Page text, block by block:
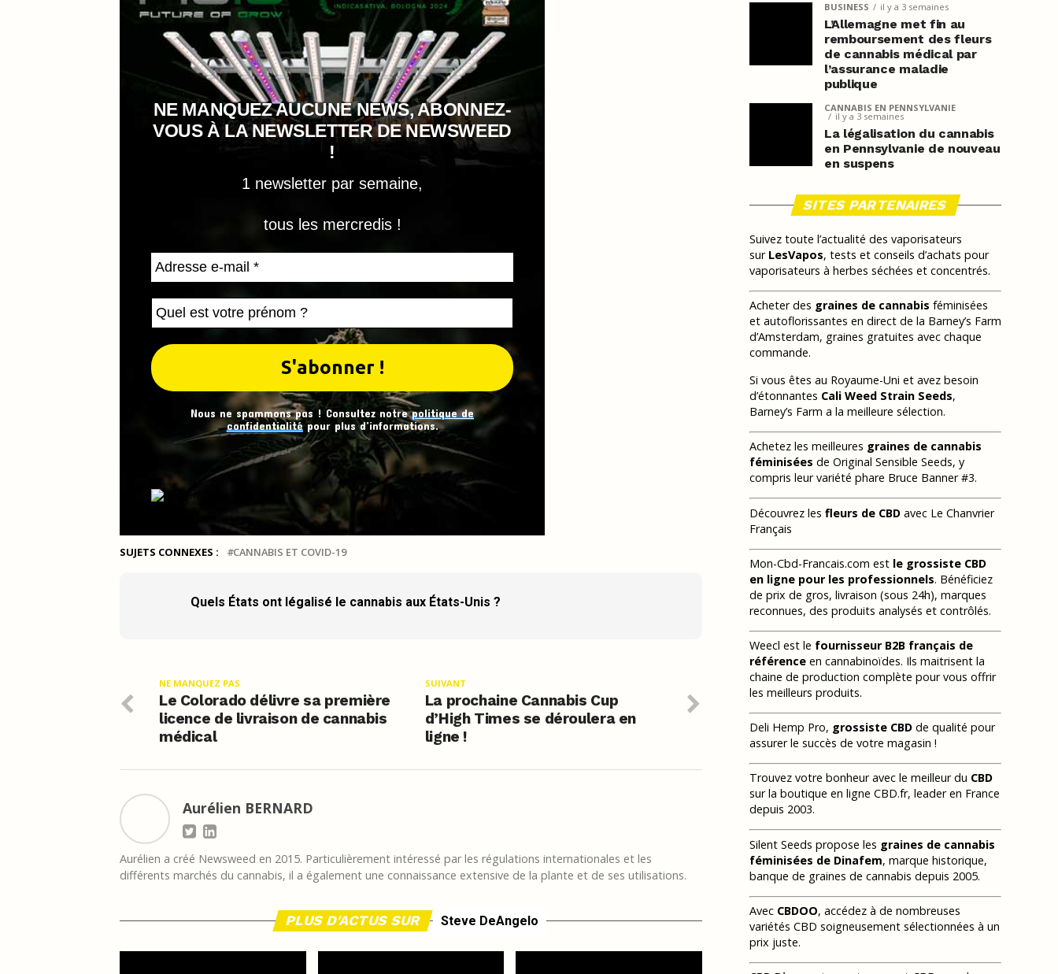
NE MANQUEZ AUCUNE NEWS, ABONNEZ-
VOUS À LA NEWSLETTER DE NEWSWEED
!
1 newsletter par semaine,
tous les mercredis !
Nous ne spammons pas ! Consultez notrepolitique de
confidentialitépour plus d’informations.
SUJETS CONNEXES : CANNABIS ET COVID-19
Quels États ont légalisé le cannabis aux États-Unis ?
SUIVANT
La prochaine Cannabis Cup
d’High Times se déroulera en
ligne !
NE MANQUEZ PAS
Le Colorado délivre sa première
licence de livraison de cannabis
médical
Aurélien BERNARD
Aurélien a créé Newsweed en 2015. Particulièrement intéressé par les régulations internationales et les
différents marchés du cannabis, il a également une connaissance extensive de la plante et de ses utilisations.
PLUS D'ACTUS SUR Steve DeAngelo
BUSINESS il y a 3 semaines
L’Allemagne met fin au
remboursement des fleurs
de cannabis médical par
l’assurance maladie
publique
CANNABIS EN PENNSYLVANIE
il y a 3 semaines
La légalisation du cannabis
en Pennsylvanie de nouveau
en suspens
SITES PARTENAIRES
Suivez toute l’actualité des vaporisateurs
sur LesVapos, tests et conseils d’achats pour
vaporisateurs à herbes séchées et concentrés.
Acheter des graines de cannabis féminisées
et autoflorissantes en direct de la Barney’s Farm
d’Amsterdam, graines gratuites avec chaque
commande.
Si vous êtes au Royaume-Uni et avez besoin
d’étonnantes Cali Weed Strain Seeds,
Barney’s Farm a la meilleure sélection.
Achetez les meilleures graines de cannabis
féminisées de Original Sensible Seeds, y
compris leur variété phare Bruce Banner #3.
Découvrez les fleurs de CBD avec Le Chanvrier
Français
Mon-Cbd-Francais.com est le grossiste CBD
en ligne pour les professionnels. Bénéficiez
de prix de gros, livraison (sous 24h), marques
reconnues, des produits analysés et contrôlés.
Weecl est le fournisseur B2B français de
référence en cannabinoïdes. Ils maitrisent la
chaine de production complète pour vous offrir
les meilleurs produits.
Deli Hemp Pro, grossiste CBD de qualité pour
assurer le succès de votre magasin !
Trouvez votre bonheur avec le meilleur du CBD
sur la boutique en ligne CBD.fr, leader en France
depuis 2003.
Silent Seeds propose les graines de cannabis
féminisées de Dinafem, marque historique,
banque de graines de cannabis depuis 2005.
Avec CBDOO, accédez à de nombreuses
variétés CBD soigneusement sélectionnées à un
prix juste.